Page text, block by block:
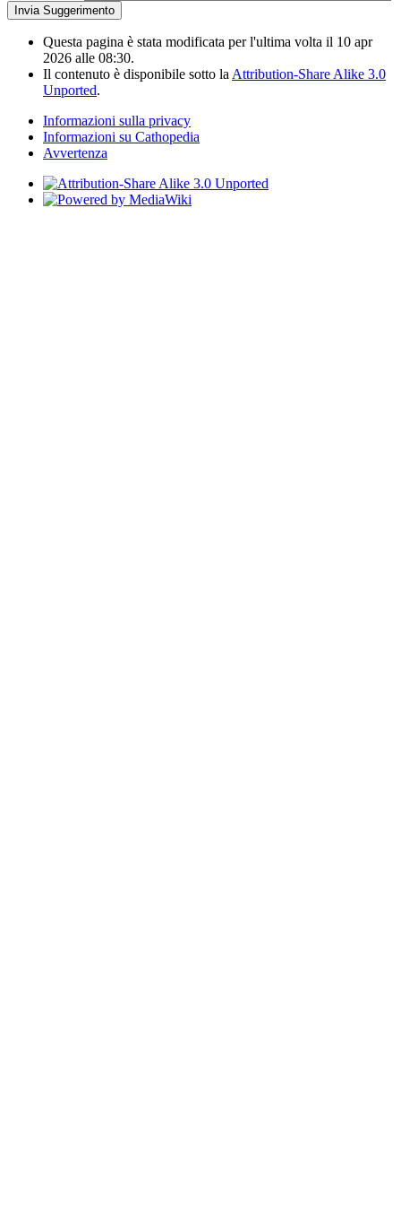
Questa pagina è stata modificata per l'ultima volta il 10 apr
2026 alle 08:30.
Il contenuto è disponibile sotto laAttribution-Share Alike 3.0
Unported.
Informazioni sulla privacy
Informazioni su Cathopedia
Avvertenza